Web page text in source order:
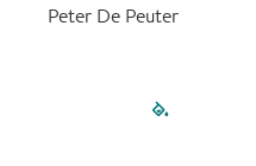
Peter De Peuter
filled-